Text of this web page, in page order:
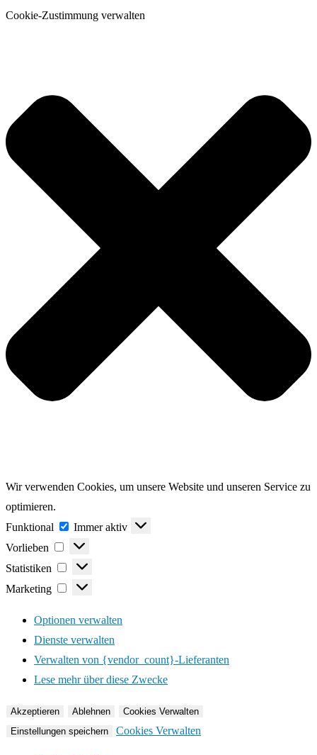
Cookie-Zustimmung verwalten
Wir verwenden Cookies, um unsere Website und unseren Service zu
optimieren.
Funktional
Funktional
Immer aktiv
Vorlieben
Vorlieben
Statistiken
Statistiken
Marketing
Marketing
Optionen verwalten
Dienste verwalten
Verwalten von {vendor_count}-Lieferanten
Lese mehr über diese Zwecke
Akzeptieren Ablehnen
Cookies Verwalten
Einstellungen speichern
Cookies Verwalten